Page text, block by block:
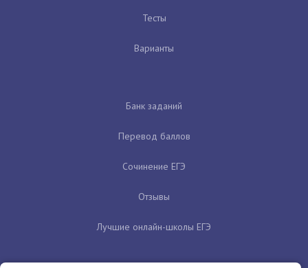
Тесты
Варианты
Банк заданий
Перевод баллов
Сочинение ЕГЭ
Отзывы
Лучшие онлайн-школы ЕГЭ